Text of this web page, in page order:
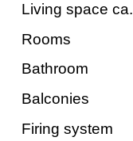
Living space ca.
Rooms
Bathroom
Balconies
Firing system